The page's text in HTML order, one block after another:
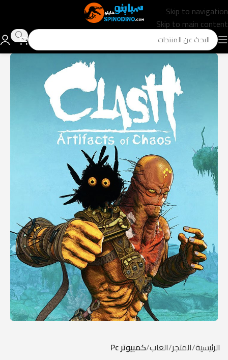
Skip to navigation
Skip to main content
الرئيسية المتجر العاب كمبيوتر Pc